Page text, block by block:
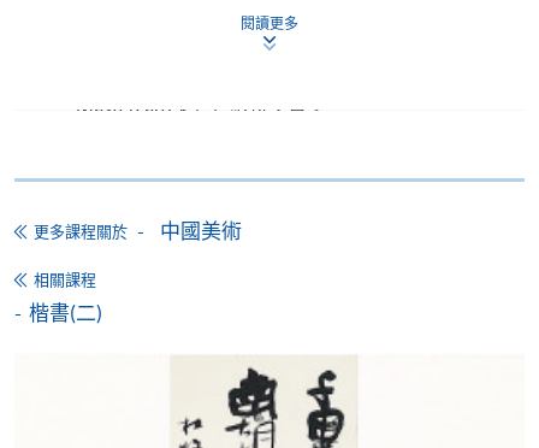
- 申請人可以 VISA 或
Mastercard卡」）繳付學費。
學中心作付款安排。
如欲了解如何於網上報讀新課程及繳費，請瀏覽網上
申請/報讀指南 :
個別學歷頒授課程
閱讀更多
更多課程關於 中國美術
相關課程
楷書(二)